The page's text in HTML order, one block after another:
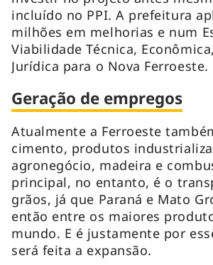
incluído no PPI. A prefeitura
milhões em melhorias e num
Viabilidade Técnica,
Jurídica para o Nova Ferroeste.
Geração de empregos
Atualmente a Ferroeste
cimento, produtos
agronegócio, madeira e
principal, no entanto, é o
grãos, já que Paraná e Mato
então entre os maiores
mundo. E é justamente por
será feita a expansão.